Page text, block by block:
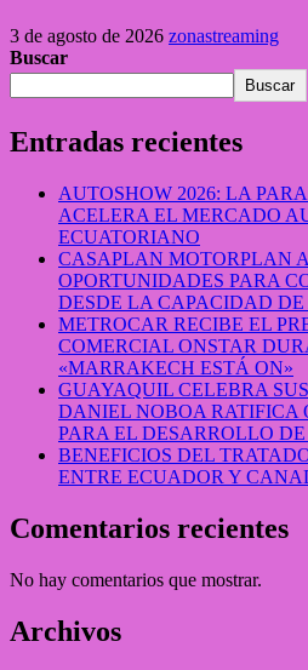
3 de agosto de 2026 zonastreaming
Buscar
Buscar
Entradas recientes
AUTOSHOW 2026: LA
ACELERA EL MERCADO
ECUATORIANO
CASAPLAN MOTORPLAN
OPORTUNIDADES PARA
DESDE LA CAPACIDAD DE
METROCAR RECIBE EL
COMERCIAL ONSTAR
«MARRAKECH ESTÁ ON»
GUAYAQUIL CELEBRA
DANIEL NOBOA RATIFICA
PARA EL DESARROLLO
BENEFICIOS DEL
ENTRE ECUADOR Y
Comentarios recientes
No hay comentarios que mostrar.
Archivos